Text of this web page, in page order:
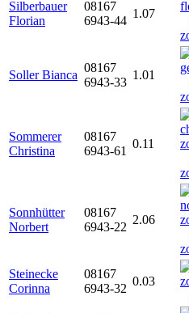
Silberbauer
Florian
08167
6943-44
1.07
Soller Bianca
08167
6943-33
1.01
Sommerer
Christina
08167
6943-61
0.11
Sonnhütter
Norbert
08167
6943-22
2.06
Steinecke
Corinna
08167
6943-32
0.03